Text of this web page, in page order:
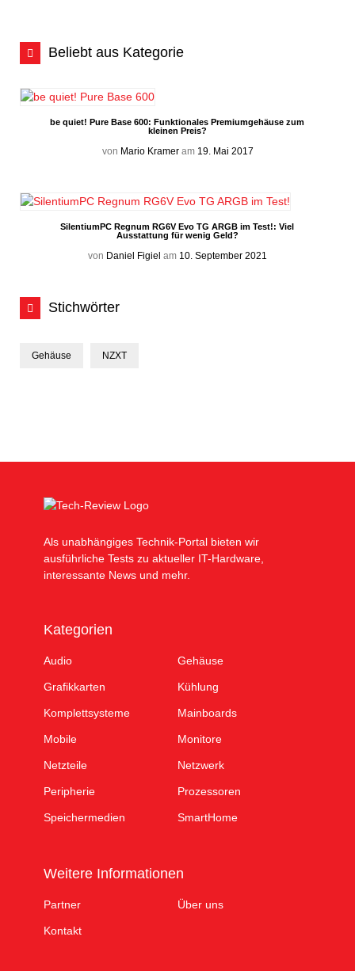
Beliebt aus Kategorie
be quiet! Pure Base 600: Funktionales Premiumgehäuse zum
kleinen Preis?
von Mario Krameram 19. Mai 2017
SilentiumPC Regnum RG6V Evo TG ARGB im Test!: Viel
Ausstattung für wenig Geld?
von Daniel Figiel am 10. September 2021
Stichwörter
Gehäuse NZXT
Als unabhängiges Technik-Portal bieten wir
ausführliche Tests zu aktueller IT-Hardware,
interessante News und mehr.
Kategorien
Audio Gehäuse
Grafikkarten Kühlung
Komplettsysteme Mainboards
Mobile Monitore
Netzteile Netzwerk
Peripherie Prozessoren
Speichermedien SmartHome
Weitere Informationen
Partner Über uns
Kontakt